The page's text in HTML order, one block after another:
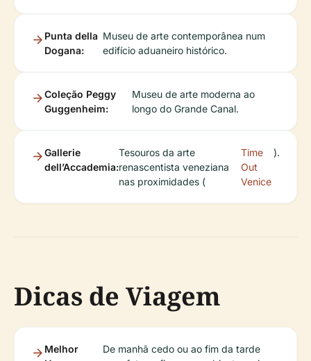
Punta della
Dogana:
Museu de arte contemporânea num
edifício aduaneiro histórico.
Coleção Peggy
Guggenheim:
Museu de arte moderna ao
longo do Grande Canal.
Gallerie
dell’Accademia:
Tesouros da arte
renascentista veneziana
nas proximidades (
Time
Out
Venice
).
Dicas de Viagem
Melhor
De manhã cedo ou ao fim da tarde